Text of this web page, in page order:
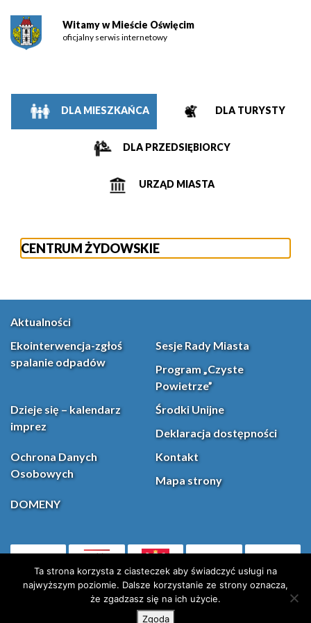
Witamy w Mieście Oświęcim
oficjalny serwis internetowy
DLA TURYSTY
DLA MIESZKAŃCA
DLA PRZEDSIĘBIORCY
URZĄD MIASTA
CENTRUM ŻYDOWSKIE
Aktualności
Ekointerwencja-zgłoś
spalanie odpadów
Sesje Rady Miasta
Program „Czyste
Powietrze”
Dzieje się – kalendarz
imprez
Środki Unijne
Deklaracja dostępności
Ochrona Danych
Osobowych
Kontakt
Mapa strony
DOMENY
(otwiera się w nowej karcie)Facebook
X (Twitter)
Ta strona korzysta z ciasteczek aby świadczyć usługi na
najwyższym poziomie. Dalsze korzystanie ze strony oznacza,
że zgadzasz się na ich użycie.
Zgoda